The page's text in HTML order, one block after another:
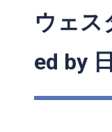
ウェス
ed by